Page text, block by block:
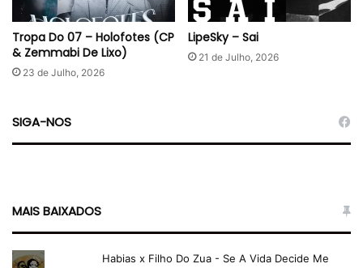
x
W
i
l
Tropa Do 07 – Holofotes (CP
& Zemmabi De Lixo)
23 de Julho, 2026
LipeSky – Sai
21 de Julho, 2026
SIGA-NOS
MAIS BAIXADOS
Habias x Filho Do Zua - Se A Vida Decide Me